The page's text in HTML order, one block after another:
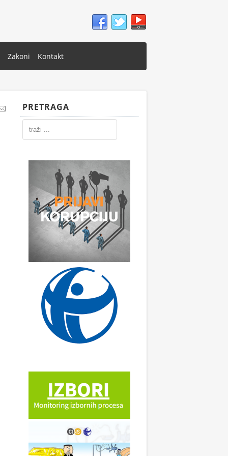
Zakoni Kontakt
PRETRAGA